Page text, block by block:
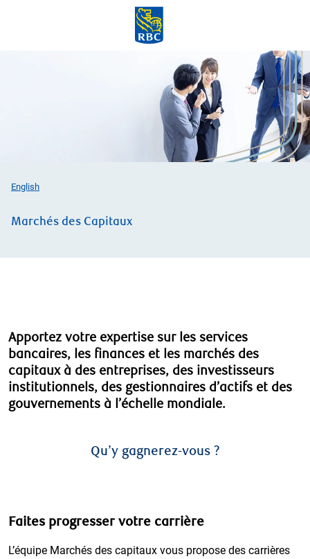
Skip to main content
English
Marchés des Capitaux
Apportez votre expertise sur les services
bancaires, les finances et les marchés des
capitaux à des entreprises, des investisseurs
institutionnels, des gestionnaires d’actifs et des
gouvernements à l’échelle mondiale.
Qu’y gagnerez-vous ?
Faites progresser votre carrière
L’équipe Marchés des capitaux vous propose des carrières